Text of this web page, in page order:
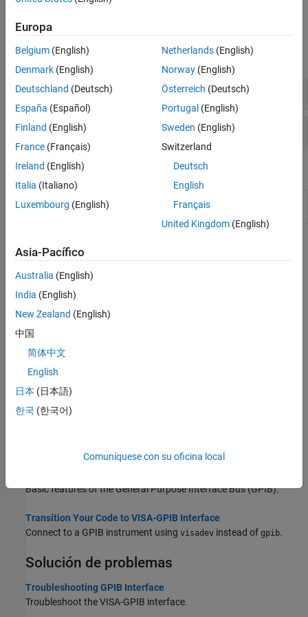
Funciones
expandir todo
Conectar y configurar
Leer y escribir
Apps
VISA
Explorer
Connect to and communicate with instruments
over VISA
(Desde R2022b)
Temas
Get Started with GPIB Interface
using the VISA-GPIB interface.
Write and Read GPIB Data
interface.
Send Trigger to Instrument
Basic features of the General Purpose Interface Bus (GPIB).
Transition Your Code to VISA-GPIB Interface
Connect to a GPIB instrument using visadev instead of gpib.
Solución de problemas
Troubleshooting GPIB Interface
Troubleshoot the VISA-GPIB interface.
Europa
Belgium (English)
Denmark (English)
Deutschland (Deutsch)
España (Español)
Finland (English)
France (Français)
Ireland (English)
Italia (Italiano)
Luxembourg (English)
Netherlands(English)
Norway(English)
Österreich (Deutsch)
Portugal (English)
Sweden (English)
Switzerland
Deutsch
English
Français
United Kingdom(English)
Asia-Pacífico
Australia (English)
India (English)
New Zealand (English)
中国
简体中文
English
日本 (日本語)
한국 (한국어)
Comuníquese con su oficina local